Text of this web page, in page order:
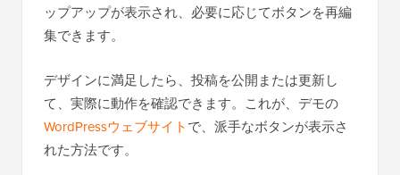
ップアップが表示され、必要に応じてボタンを再編
集できます。
デザインに満足したら、投稿を公開または更新し
て、実際に動作を確認できます。これが、デモの
WordPressウェブサイトで、派手なボタンが表示さ
れた方法です。